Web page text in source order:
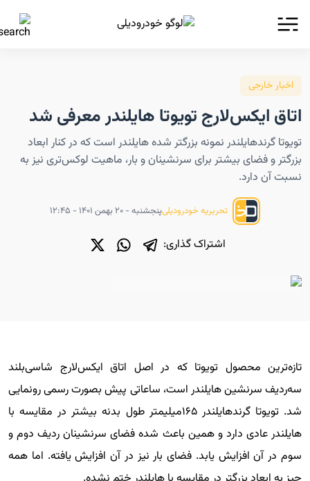
اخبار خارجی
اتاق ایکس‌لارج تویوتا هایلندر معرفی شد
تویوتا گرندهایلندر نمونه بزرگتر شده هایلندر است که در کنار ابعاد
بزرگتر و فضای بیشتر برای سرنشینان و بار، ماهیت لوکس‌تری نیز به
نسبت آن دارد.
تحریریه خودرودیلیپنجشنبه - ۲۰ بهمن ۱۴۰۱ - ۱۲:۴۵
اشتراک گذاری:
تازه‌ترین محصول تویوتا که در اصل اتاق ایکس‌لارج شاسی‌بلند
سه‌ردیف سرنشین هایلندر است، ساعاتی پیش بصورت رسمی رونمایی
شد. تویوتا گرندهایلندر ۱۶۵میلیمتر طول بدنه بیشتر در مقایسه با
هایلندر عادی دارد و همین باعث شده فضای سرنشینان ردیف دوم و
سوم در آن افزایش یابد. فضای بار نیز در آن افزایش یافته. اما همه